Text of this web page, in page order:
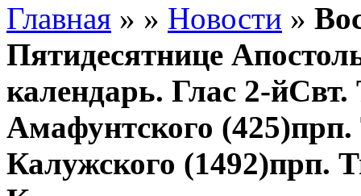
Главная » » Новости »
Пятидесятнице
календарь. Глас 2-йСвт.
Амафунтского
Калужского (1492)прп.